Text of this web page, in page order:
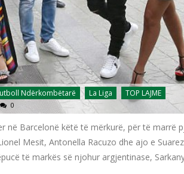
Ndërkombëtarë La Liga TOP LAJME
0
në Barcelonë këtë të mërkurë, për të marrë
Mesit, Antonella Racuzo dhe ajo e
të markës së njohur argjentinase,